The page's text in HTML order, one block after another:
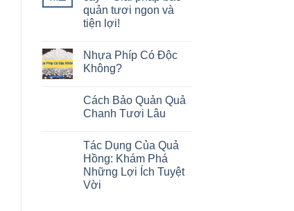
quản tươi ngon và
tiện lợi!
Nhựa Phíp Có Độc
Không?
Cách Bảo Quản Quả
Chanh Tươi Lâu
Tác Dụng Của Quả
Hồng: Khám Phá
Những Lợi Ích Tuyệt
Vời